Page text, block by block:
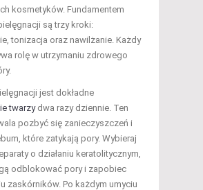
kosmetyków. Fundamentem
są trzy kroki:
tonizacja oraz nawilżanie. Każdy
rolę w utrzymaniu zdrowego
jest dokładne
twarzydwa razy dziennie. Ten
pozbyć się zanieczyszczeń i
które zatykają pory. Wybieraj
o działaniu keratolitycznym,
odblokować pory i zapobiec
zaskórników. Po każdym umyciu